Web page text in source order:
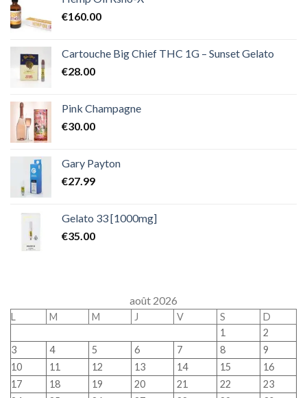
€160.00
Cartouche Big Chief THC 1G – Sunset Gelato
€28.00
Pink Champagne
€30.00
Gary Payton
€27.99
Gelato 33 [1000mg]
€35.00
août 2026
L M M J V S
D
1
2
3
4 5 6 7 8
9
10
11 12 13 14 15
16
17
18 19 20 21 22
23